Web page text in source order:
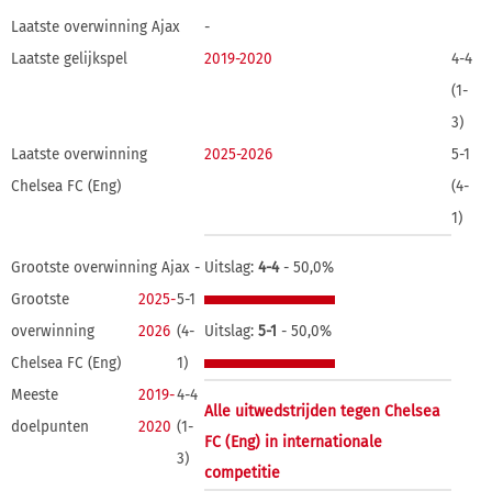
Laatste overwinning Ajax
-
Laatste gelijkspel
2019-2020
4-4
(1-
3)
Laatste overwinning
Chelsea FC (Eng)
2025-2026
5-1
(4-
1)
Grootste overwinning Ajax -
Grootste
overwinning
Chelsea FC (Eng)
2025-
2026
5-1
(4-
1)
Meeste
doelpunten
2019-
2020
4-4
(1-
3)
Uitslag: 4-4- 50,0%
Uitslag: 5-1 - 50,0%
Alle uitwedstrijden tegen Chelsea
FC (Eng) in internationale
competitie